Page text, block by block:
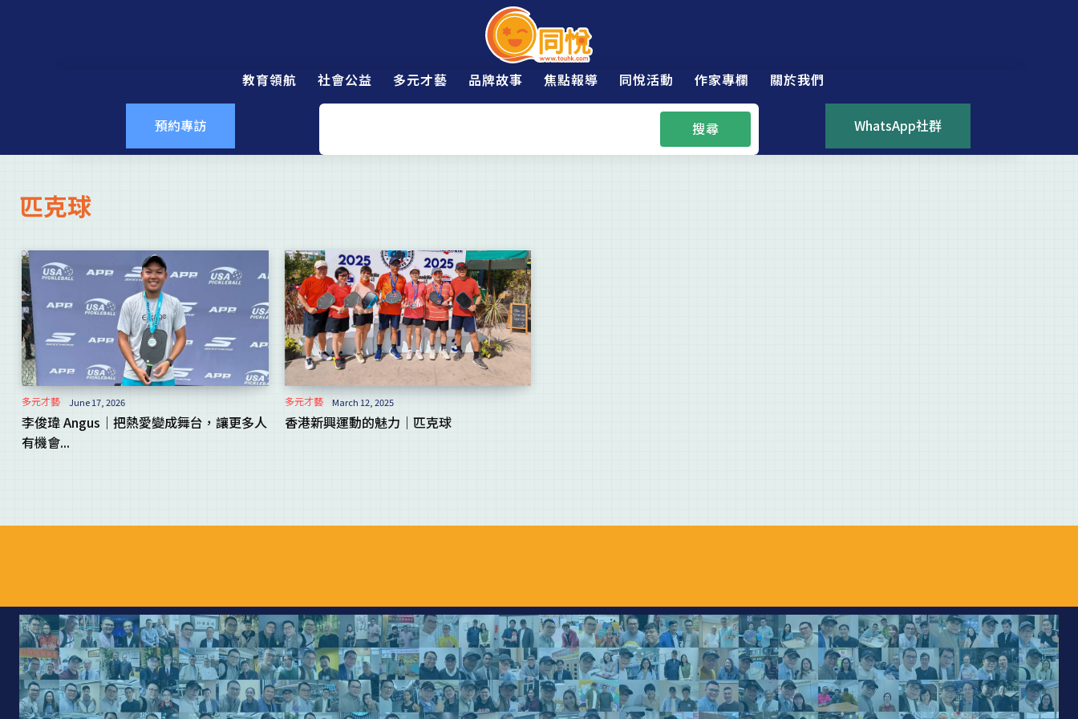
教育領航 社會公益 多元才藝 品牌故事 焦點報導 同悅活動 作家專欄 關於我們
預約專訪 搜尋 WhatsApp社群
匹克球
多元才藝 June 17, 2026
李俊瑋 Angus｜把熱愛變成舞台，讓更多人
有機會...
多元才藝 March 12, 2025
香港新興運動的魅力｜匹克球